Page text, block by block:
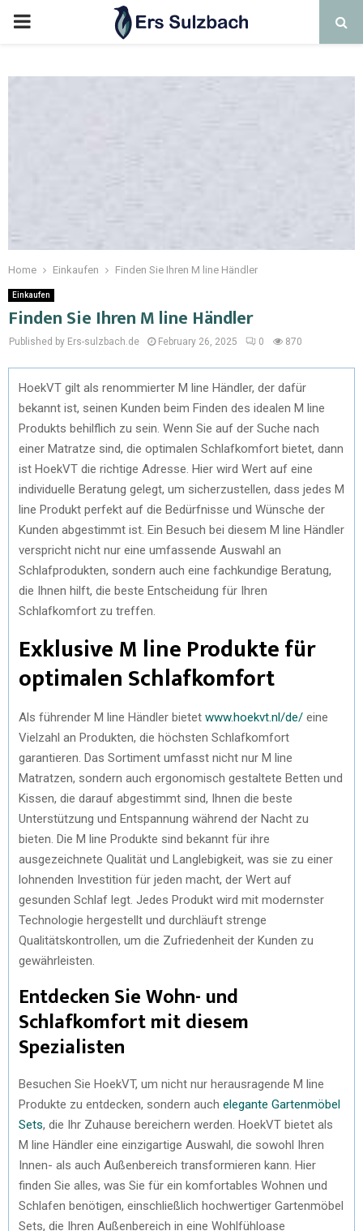
Home Einkaufen Finden Sie Ihren M line Händler
Einkaufen
Finden Sie Ihren M line Händler
Published by Ers-sulzbach.de February 26, 2025 0 870
HoekVT gilt als renommierter M line Händler, der dafür
bekannt ist, seinen Kunden beim Finden des idealen M line
Produkts behilflich zu sein. Wenn Sie auf der Suche nach
einer Matratze sind, die optimalen Schlafkomfort bietet, dann
ist HoekVT die richtige Adresse. Hier wird Wert auf eine
individuelle Beratung gelegt, um sicherzustellen, dass jedes M
line Produkt perfekt auf die Bedürfnisse und Wünsche der
Kunden abgestimmt ist. Ein Besuch bei diesem M line Händler
verspricht nicht nur eine umfassende Auswahl an
Schlafprodukten, sondern auch eine fachkundige Beratung,
die Ihnen hilft, die beste Entscheidung für Ihren
Schlafkomfort zu treffen.
Exklusive M line Produkte für
optimalen Schlafkomfort
Als führender M line Händler bietet www.hoekvt.nl/de/ eine
Vielzahl an Produkten, die höchsten Schlafkomfort
garantieren. Das Sortiment umfasst nicht nur M line
Matratzen, sondern auch ergonomisch gestaltete Betten und
Kissen, die darauf abgestimmt sind, Ihnen die beste
Unterstützung und Entspannung während der Nacht zu
bieten. Die M line Produkte sind bekannt für ihre
ausgezeichnete Qualität und Langlebigkeit, was sie zu einer
lohnenden Investition für jeden macht, der Wert auf
gesunden Schlaf legt. Jedes Produkt wird mit modernster
Technologie hergestellt und durchläuft strenge
Qualitätskontrollen, um die Zufriedenheit der Kunden zu
gewährleisten.
Entdecken Sie Wohn- und
Schlafkomfort mit diesem
Spezialisten
Besuchen Sie HoekVT, um nicht nur herausragende M line
Produkte zu entdecken, sondern auch elegante Gartenmöbel
Sets, die Ihr Zuhause bereichern werden. HoekVT bietet als
M line Händler eine einzigartige Auswahl, die sowohl Ihren
Innen- als auch Außenbereich transformieren kann. Hier
finden Sie alles, was Sie für ein komfortables Wohnen und
Schlafen benötigen, einschließlich hochwertiger Gartenmöbel
Sets, die Ihren Außenbereich in eine Wohlfühloase